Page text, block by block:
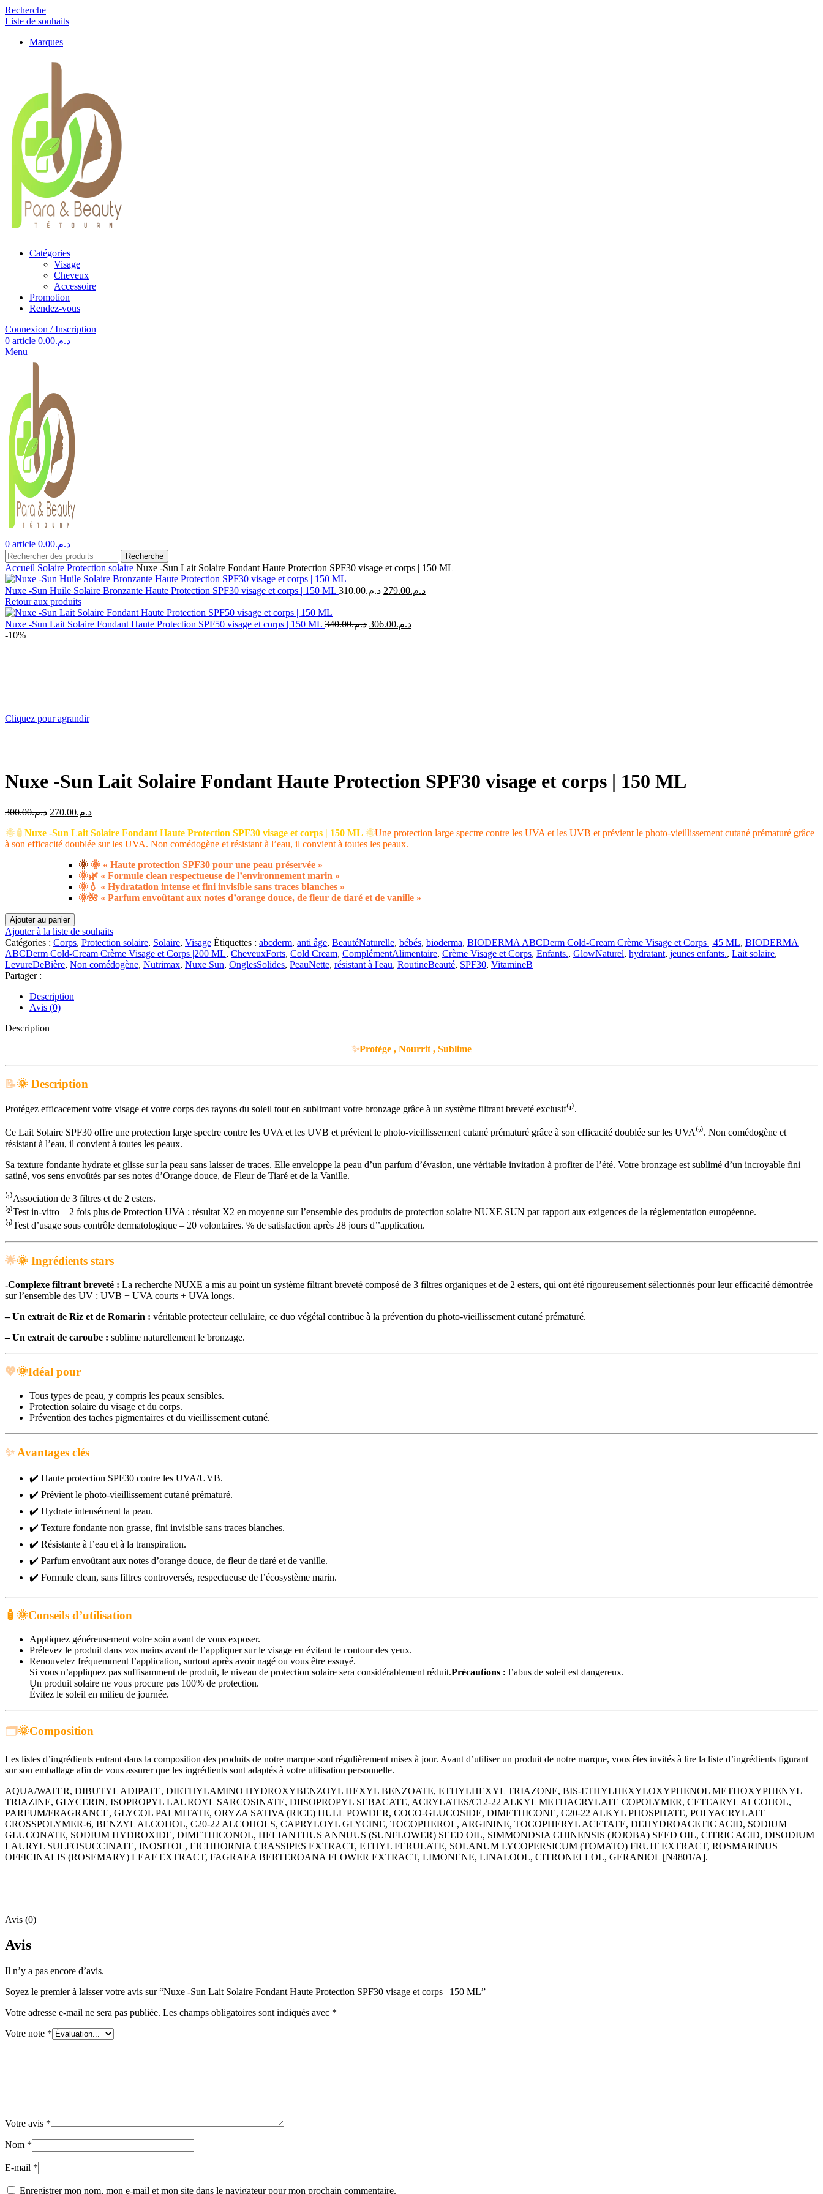
Recherche
Liste de souhaits
Marques
Catégories
Visage
Cheveux
Accessoire
Promotion
Rendez-vous
Connexion / Inscription
0 article د.م.0.00
Menu
0 article د.م.0.00
Recherche
Accueil Solaire Protection solaire Nuxe -Sun Lait Solaire Fondant Haute Protection SPF30 visage et corps | 150 ML
Nuxe -Sun Huile Solaire Bronzante Haute Protection SPF30 visage et corps | 150 ML د.م.310.00
Le
était :
د.م.279.00
Le
Retour aux produits
Nuxe -Sun Lait Solaire Fondant Haute Protection SPF50 visage et corps | 150 ML د.م.340.00
Le
د.م.306.00
Le
-10%
Cliquez pour agrandir
Nuxe -Sun Lait Solaire Fondant Haute Protection SPF30 visage et corps | 150 ML
د.م.300.00
Le
initial
était :
د.م.270.00
Le
actuel
est :
🌞🧴 Nuxe -Sun Lait Solaire Fondant Haute Protection SPF30 visage et corps | 150 ML 🌞Une protection large spectre contre les UVA et les UVB et prévient le photo-vieillissement cutané prématuré grâce
à son efficacité doublée sur les UVA. Non comédogène et résistant à l’eau, il convient à toutes les peaux.
🌞 🌞 « Haute protection SPF30 pour une peau préservée »
🌞🌿 « Formule clean respectueuse de l’environnement marin »
🌞💧 « Hydratation intense et fini invisible sans traces blanches »
🌞🌺 « Parfum envoûtant aux notes d’orange douce, de fleur de tiaré et de vanille »
quantité
de
Nuxe
-
Sun
Lait
Solaire
Fondant
Haute
SPF30
150
Ajouter au panier
Ajouter à la liste de souhaits
Catégories : Corps, Protection solaire, Solaire, Visage Étiquettes : abcderm, anti âge, BeautéNaturelle, bébés, bioderma, BIODERMA ABCDerm Cold-Cream Crème Visage et Corps | 45 ML, BIODERMA
ABCDerm Cold-Cream Crème Visage et Corps |200 ML, CheveuxForts, Cold Cream, ComplémentAlimentaire, Crème Visage et Corps, Enfants., GlowNaturel, hydratant, jeunes enfants., Lait solaire,
LevureDeBière, Non comédogène, Nutrimax, Nuxe Sun, OnglesSolides, PeauNette, résistant à l'eau, RoutineBeauté, SPF30, VitamineB
Partager :
Description
Avis (0)
Description
✨Protège , Nourrit , Sublime
📝🌞 Description
Protégez efficacement votre visage et votre corps des rayons du soleil tout en sublimant votre bronzage grâce à un système filtrant breveté exclusif⁽¹⁾.
Ce Lait Solaire SPF30 offre une protection large spectre contre les UVA et les UVB et prévient le photo-vieillissement cutané prématuré grâce à son efficacité doublée sur les UVA⁽²⁾. Non comédogène et
résistant à l’eau, il convient à toutes les peaux.
Sa texture fondante hydrate et glisse sur la peau sans laisser de traces. Elle enveloppe la peau d’un parfum d’évasion, une véritable invitation à profiter de l’été. Votre bronzage est sublimé d’un incroyable fini
satiné, vos sens envoûtés par ses notes d’Orange douce, de Fleur de Tiaré et de la Vanille.
⁽¹⁾Association de 3 filtres et de 2 esters.
⁽²⁾Test in-vitro – 2 fois plus de Protection UVA : résultat X2 en moyenne sur l’ensemble des produits de protection solaire NUXE SUN par rapport aux exigences de la réglementation européenne.
⁽³⁾Test d’usage sous contrôle dermatologique – 20 volontaires. % de satisfaction après 28 jours d’’application.
🌟🌞 Ingrédients stars
-Complexe filtrant breveté : La recherche NUXE a mis au point un système filtrant breveté composé de 3 filtres organiques et de 2 esters, qui ont été rigoureusement sélectionnés pour leur efficacité démontrée
sur l’ensemble des UV : UVB + UVA courts + UVA longs.
– Un extrait de Riz et de Romarin : véritable protecteur cellulaire, ce duo végétal contribue à la prévention du photo-vieillissement cutané prématuré.
– Un extrait de caroube : sublime naturellement le bronzage.
💖🌞Idéal pour
Tous types de peau, y compris les peaux sensibles.
Protection solaire du visage et du corps.
Prévention des taches pigmentaires et du vieillissement cutané.
✨ Avantages clés
✔️ Haute protection SPF30 contre les UVA/UVB.
✔️ Prévient le photo-vieillissement cutané prématuré.
✔️ Hydrate intensément la peau.
✔️ Texture fondante non grasse, fini invisible sans traces blanches.
✔️ Résistante à l’eau et à la transpiration.
✔️ Parfum envoûtant aux notes d’orange douce, de fleur de tiaré et de vanille.
✔️ Formule clean, sans filtres controversés, respectueuse de l’écosystème marin.
🧴 🌞Conseils d’utilisation
Appliquez généreusement votre soin avant de vous exposer.
Prélevez le produit dans vos mains avant de l’appliquer sur le visage en évitant le contour des yeux.
Renouvelez fréquemment l’application, surtout après avoir nagé ou vous être essuyé.
Si vous n’appliquez pas suffisamment de produit, le niveau de protection solaire sera considérablement réduit.Précautions : l’abus de soleil est dangereux.
Un produit solaire ne vous procure pas 100% de protection.
Évitez le soleil en milieu de journée.
🗂️🌞Composition
Les listes d’ingrédients entrant dans la composition des produits de notre marque sont régulièrement mises à jour. Avant d’utiliser un produit de notre marque, vous êtes invités à lire la liste d’ingrédients figurant
sur son emballage afin de vous assurer que les ingrédients sont adaptés à votre utilisation personnelle.
AQUA/WATER, DIBUTYL ADIPATE, DIETHYLAMINO HYDROXYBENZOYL HEXYL BENZOATE, ETHYLHEXYL TRIAZONE, BIS-ETHYLHEXYLOXYPHENOL METHOXYPHENYL
TRIAZINE, GLYCERIN, ISOPROPYL LAUROYL SARCOSINATE, DIISOPROPYL SEBACATE, ACRYLATES/C12-22 ALKYL METHACRYLATE COPOLYMER, CETEARYL ALCOHOL,
PARFUM/FRAGRANCE, GLYCOL PALMITATE, ORYZA SATIVA (RICE) HULL POWDER, COCO-GLUCOSIDE, DIMETHICONE, C20-22 ALKYL PHOSPHATE, POLYACRYLATE
CROSSPOLYMER-6, BENZYL ALCOHOL, C20-22 ALCOHOLS, CAPRYLOYL GLYCINE, TOCOPHEROL, ARGININE, TOCOPHERYL ACETATE, DEHYDROACETIC ACID, SODIUM
GLUCONATE, SODIUM HYDROXIDE, DIMETHICONOL, HELIANTHUS ANNUUS (SUNFLOWER) SEED OIL, SIMMONDSIA CHINENSIS (JOJOBA) SEED OIL, CITRIC ACID, DISODIUM
LAURYL SULFOSUCCINATE, INOSITOL, EICHHORNIA CRASSIPES EXTRACT, ETHYL FERULATE, SOLANUM LYCOPERSICUM (TOMATO) FRUIT EXTRACT, ROSMARINUS
OFFICINALIS (ROSEMARY) LEAF EXTRACT, FAGRAEA BERTEROANA FLOWER EXTRACT, LIMONENE, LINALOOL, CITRONELLOL, GERANIOL [N4801/A].
Avis (0)
Avis
Il n’y a pas encore d’avis.
Soyez le premier à laisser votre avis sur “Nuxe -Sun Lait Solaire Fondant Haute Protection SPF30 visage et corps | 150 ML”
Votre adresse e-mail ne sera pas publiée. Les champs obligatoires sont indiqués avec *
Votre note *
Votre avis *
Nom *
E-mail *
Enregistrer mon nom, mon e-mail et mon site dans le navigateur pour mon prochain commentaire.